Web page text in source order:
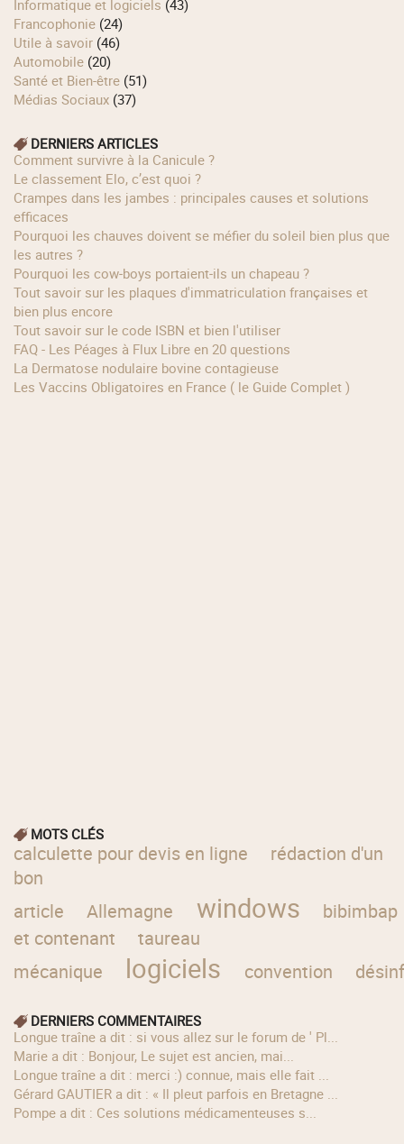
Informatique et logiciels (43)
Francophonie (24)
Utile à savoir (46)
Automobile (20)
Santé et Bien-être (51)
Médias Sociaux (37)
DERNIERS ARTICLES
Comment survivre à la Canicule ?
Le classement Elo, c’est quoi ?
Crampes dans les jambes : principales causes et solutions
efficaces
Pourquoi les chauves doivent se méfier du soleil bien plus que
les autres ?
Pourquoi les cow‑boys portaient‑ils un chapeau ?
Tout savoir sur les plaques d'immatriculation françaises et
bien plus encore
Tout savoir sur le code ISBN et bien l'utiliser
FAQ - Les Péages à Flux Libre en 20 questions
La Dermatose nodulaire bovine contagieuse
Les Vaccins Obligatoires en France ( le Guide Complet )
MOTS CLÉS
calculette pour devis en ligne
rédaction d'un
bon
article
Allemagne windows
bibimbap
et contenant
taureau
mécanique
logiciels convention
DERNIERS COMMENTAIRES
longue traîne a dit : si vous allez sur le forum de ' Pl...
Marie a dit : Bonjour, Le sujet est ancien, mai...
longue traîne a dit : merci :) connue, mais elle fait ...
Gérard GAUTIER a dit : « Il pleut parfois en Bretagne ...
Pompe a dit : Ces solutions médicamenteuses s...